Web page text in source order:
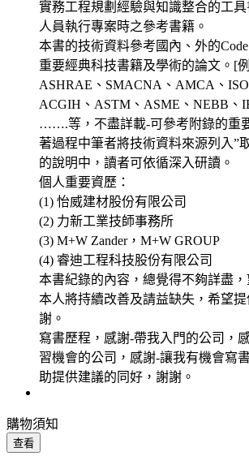
實務工程規劃經驗與知識整合的工
人員執行專案時之參考書籍。
本書的技術資料參考國內、外的Code
重要經典科技書籍及學術的論文。[
ASHRAE、SMACNA、AMCA、ISO
ACGIH、ASTM、ASME、NEBB、
…….等，不盡詳載-可參考附錄的重
著過程中筆者將技術資料來源列入”
的說明中，讀者可依循深入研讀。
個人重要資歷：
(1) 怡威建材股份有限公司
(2) 力新工業技師事務所
(3) M+W Zander，M+W GROUP
(4) 睿迪工程科技股份有限公司
本書紀錄的內容，總覺得不夠詳盡，
本人將持續改善及請益缺失，希望
謝。
寫書歷程，感謝-帶我入門的公司，
習機會的公司，感謝-讓我有機會寫
助提供建議的同好，謝謝。
購物須知
查看